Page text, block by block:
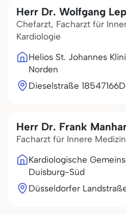
Herr Dr. Wolfgang
Chefarzt, Facharzt für
Kardiologie
Helios St. Johannes
Norden
Dieselstraße 18547166
Herr Dr. Frank
Facharzt für Innere
Kardiologische
Duisburg-Süd
Düsseldorfer